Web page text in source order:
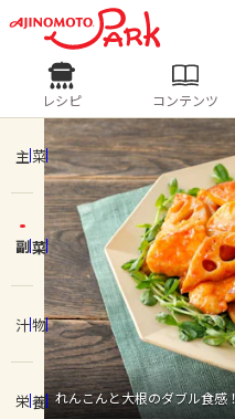
ログインすると
ログイン
ホーム
コンテンツ
レシピ
レシピ
人気の食材・レシピ
きゅうり なす
ピーマン
みょう
レシピ コンテンツ
主菜
副菜
汁物
栄養 れんこんと大根のダブル食感